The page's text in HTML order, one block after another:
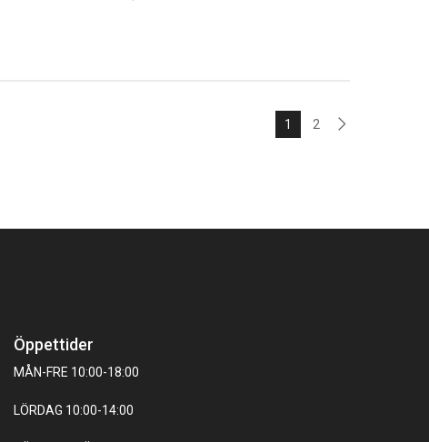
1 2
Öppettider
MÅN-FRE 10:00-18:00
LÖRDAG 10:00-14:00